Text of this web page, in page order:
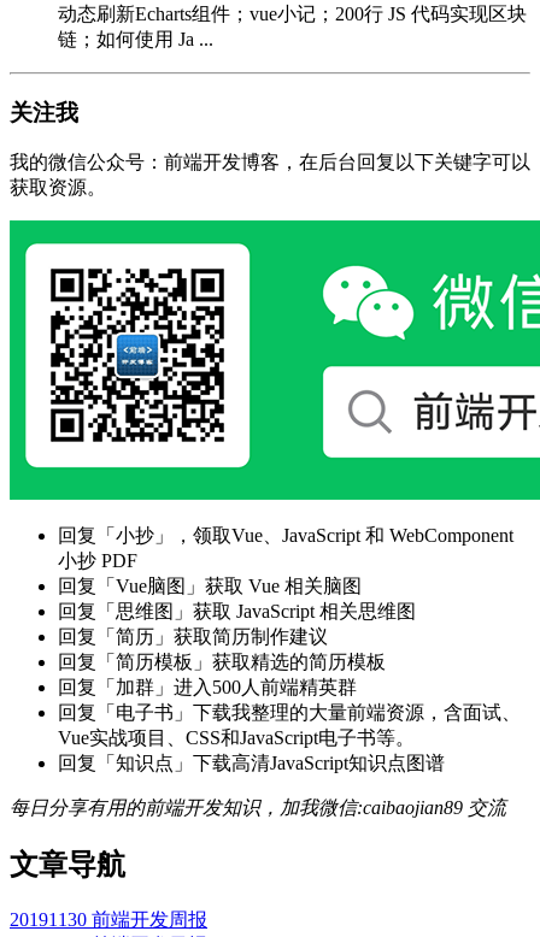
动态刷新Echarts组件；vue小记；200行 JS 代码实现区块
链；如何使用 Ja ...
关注我
我的微信公众号：前端开发博客，在后台回复以下关键字可以
获取资源。
回复「小抄」，领取Vue、JavaScript 和 WebComponent
小抄 PDF
回复「Vue脑图」获取 Vue 相关脑图
回复「思维图」获取 JavaScript 相关思维图
回复「简历」获取简历制作建议
回复「简历模板」获取精选的简历模板
回复「加群」进入500人前端精英群
回复「电子书」下载我整理的大量前端资源，含面试、
Vue实战项目、CSS和JavaScript电子书等。
回复「知识点」下载高清JavaScript知识点图谱
每日分享有用的前端开发知识，加我微信:caibaojian89 交流
文章导航
20191130 前端开发周报